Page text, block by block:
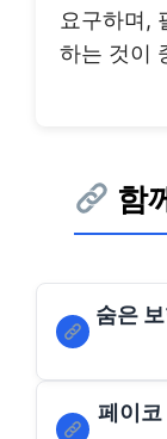
요구하며,
하는 것이
함
숨은
페이코